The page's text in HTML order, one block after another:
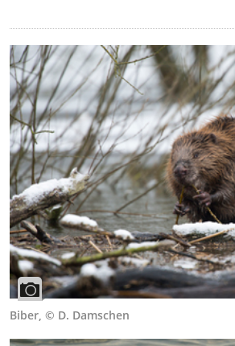
Biber, © D. Damschen